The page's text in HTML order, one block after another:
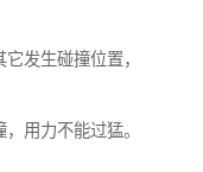
发生碰撞位置，
用力不能过猛。